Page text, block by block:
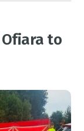
Ofiara to